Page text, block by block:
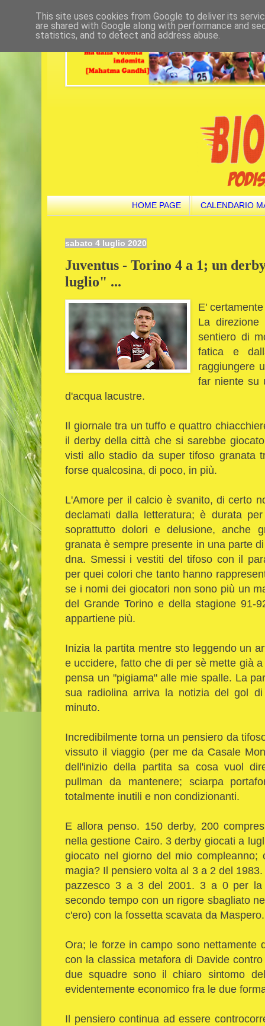
HOME PAGE CALENDARIO
sabato 4 luglio 2020
Juventus - Torino 4 a 1; un
luglio" ...
E'
La
sentiero di
fatica e
raggiungere
far niente su
d'acqua lacustre.
Il giornale tra un tuffo e quattro
il derby della città che si sarebbe
visti allo stadio da super tifoso granata
forse qualcosina, di poco, in più.
L'Amore per il calcio è svanito, di certo
declamati dalla letteratura; è durata
soprattutto dolori e delusione, anche
granata è sempre presente in una parte
dna. Smessi i vestiti del tifoso con il
per quei colori che tanto hanno
se i nomi dei giocatori non sono più un
del Grande Torino e della stagione 91-
appartiene più.
Inizia la partita mentre sto leggendo un
e uccidere, fatto che di per sè mette già
pensa un "pigiama" alle mie spalle. La
sua radiolina arriva la notizia del gol
minuto.
Incredibilmente torna un pensiero da
vissuto il viaggio (per me da Casale
dell'inizio della partita sa cosa vuol
pullman da mantenere; sciarpa
totalmente inutili e non condizionanti.
E allora penso. 150 derby, 200
nella gestione Cairo. 3 derby giocati a
giocato nel giorno del mio compleanno;
magia? Il pensiero volta al 3 a 2 del
pazzesco 3 a 3 del 2001. 3 a 0 per
secondo tempo con un rigore sbagliato
c'ero) con la fossetta scavata da Maspero.
Ora; le forze in campo sono nettamente
con la classica metafora di Davide
due squadre sono il chiaro sintomo
evidentemente economico fra le due
Il pensiero continua ad essere
This site uses cookies from Google to deliver its
are shared with Google along with performance and
statistics, and to detect and address abuse.